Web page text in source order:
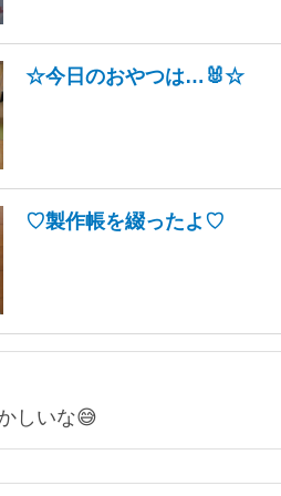
☆今日のおやつは…🐰☆
♡製作帳を綴ったよ♡
しいな😅